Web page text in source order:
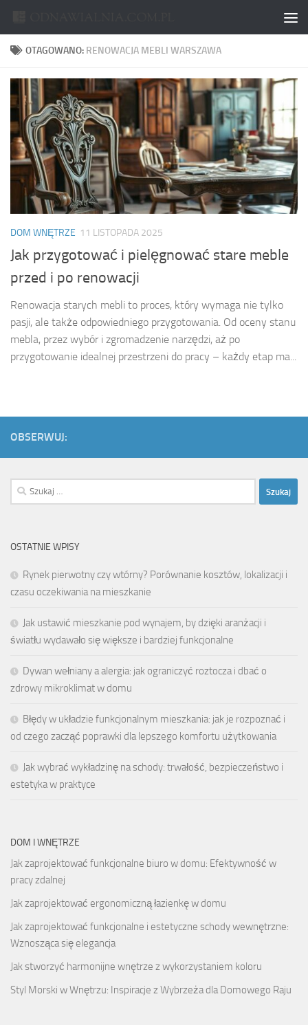
OTAGOWANO: RENOWACJA MEBLI WARSZAWA
DOM WNĘTRZE 11 LISTOPADA 2025
Jak przygotować i pielęgnować stare meble
przed i po renowacji
Renowacja starych mebli to proces, który wymaga nie tylko
pasji, ale także odpowiedniego przygotowania. Od oceny stanu
mebla, przez wybór i zgromadzenie narzędzi, aż po
przygotowanie idealnej przestrzeni do pracy – każdy etap ma...
OBSERWUJ:
Szukaj:
OSTATNIE WPISY
Rynek pierwotny czy wtórny? Porównanie kosztów, lokalizacji i
czasu oczekiwania na mieszkanie
Jak ustawić mieszkanie pod wynajem, by dzięki aranżacji i
światłu wydawało się większe i bardziej funkcjonalne
Dywan wełniany a alergia: jak ograniczyć roztocza i dbać o
zdrowy mikroklimat w domu
Błędy w układzie funkcjonalnym mieszkania: jak je rozpoznać i
od czego zacząć poprawki dla lepszego komfortu użytkowania
Jak wybrać wykładzinę na schody: trwałość, bezpieczeństwo i
estetyka w praktyce
DOM I WNĘTRZE
Jak zaprojektować funkcjonalne biuro w domu: Efektywność w
pracy zdalnej
Jak zaprojektować ergonomiczną łazienkę w domu
Jak zaprojektować funkcjonalne i estetyczne schody wewnętrzne:
Wznosząca się elegancja
Jak stworzyć harmonijne wnętrze z wykorzystaniem koloru
Styl Morski w Wnętrzu: Inspiracje z Wybrzeża dla Domowego Raju